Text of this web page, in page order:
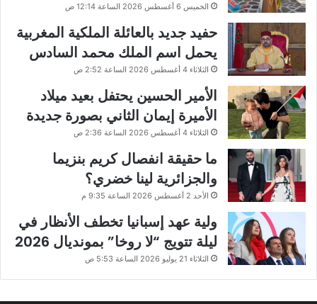
الخميس 6 أغسطس 2026 الساعة 12:14 ص
حفيد جديد بالعائلة الملكية المغربية
يحمل اسم الملك محمد السادس
الثلاثاء 4 أغسطس 2026 الساعة 2:52 ص
الأمير الحسين يحتفل بعيد ميلاد
الأميرة إيمان الثاني بصورة جديدة
الثلاثاء 4 أغسطس 2026 الساعة 2:36 ص
ما حقيقة انفصال كريم بنزيما
والجزائرية لينا خضري؟
الأحد 2 أغسطس 2026 الساعة 9:35 م
ولية عهد إسبانيا تخطف الأنظار في
ليلة تتويج “لا روخا” بمونديال 2026
الثلاثاء 21 يوليو 2026 الساعة 5:53 ص